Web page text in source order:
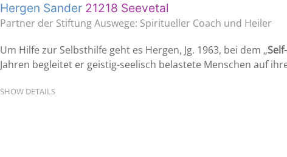
Hergen Sander 21218 Seevetal
Partner der Stiftung Auswege: Spiritueller Coach und Heiler
Um Hilfe zur Selbsthilfe geht es Hergen, Jg. 1963, bei dem „
Jahren begleitet er geistig-seelisch belastete Menschen auf
SHOW DETAILS